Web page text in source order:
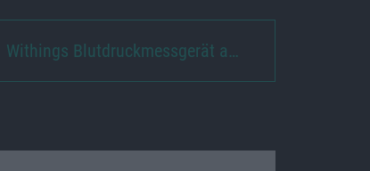
Withings Blutdruckmessgerät a…